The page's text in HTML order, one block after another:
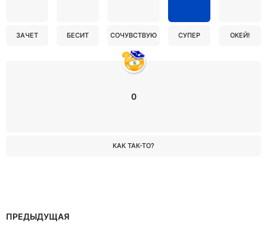
ЗАЧЕТ БЕСИТ СОЧУВСТВУЮ СУПЕР ОКЕЙ!
0
КАК ТАК-ТО?
ПРЕДЫДУЩАЯ